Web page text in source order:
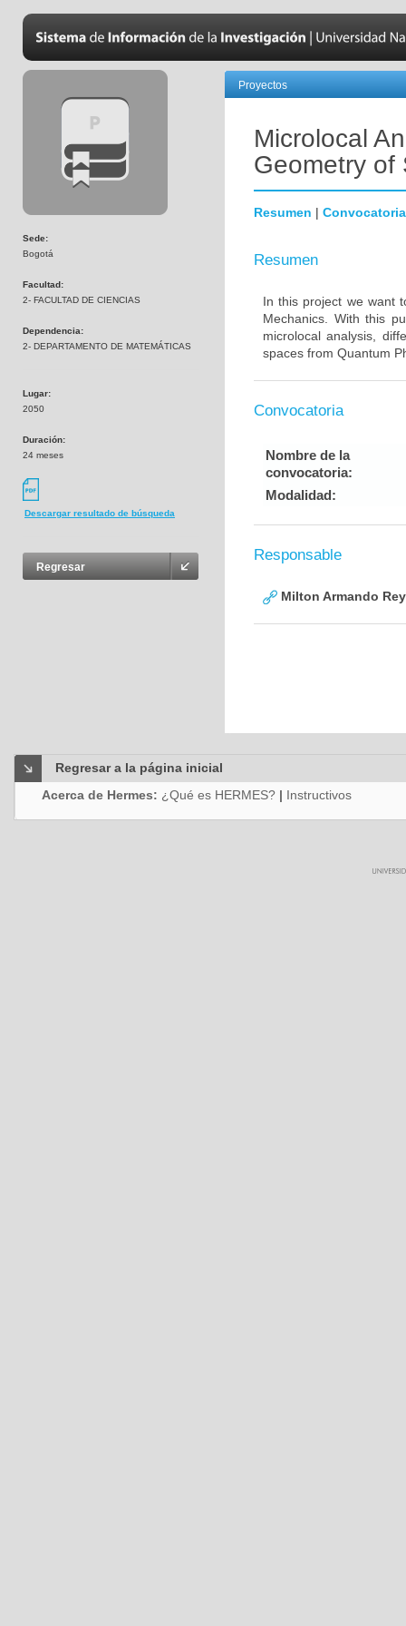
Sede:
Bogotá
Facultad:
2- FACULTAD DE CIENCIAS
Dependencia:
2- DEPARTAMENTO DE MATEMÁTICAS
Lugar:
2050
Duración:
24 meses
Descargar resultado de búsqueda
Regresar
Proyectos
Microlocal
Geometry of
Resumen | Convocatoria
Resumen
In this project we want
Mechanics. With this
microlocal analysis,
spaces from Quantum
Convocatoria
Nombre de la
convocatoria:
Modalidad:
Responsable
Milton Armando
Regresar a la página inicial
Acerca de Hermes: ¿Qué es HERMES? | Instructivos